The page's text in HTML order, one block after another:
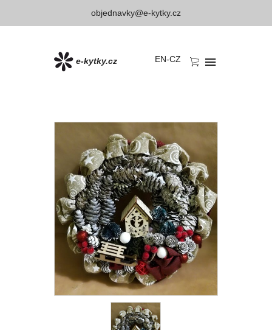
objednavky@e-kytky.cz
e-kytky.cz EN-CZ